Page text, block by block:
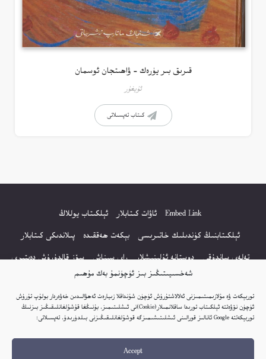
شەخسىيىتىڭىز بىز ئۈچۈنمۇ بەك مۇھىم
توربېكەت ۋە مۇلازىمىتىمىزنى ئەلالاشتۇرۇش ئۈچۈن شۇنداقلا زىيارەت ئەھۋالىدىن خەۋەردار بولۇپ تۇرۇش
ئۈچۈن نۆۋەتتە ئېلكىتاب تورىدا ساقلانمىلار(Cookie)نى ئىشلىتىمىز. بۇنىڭغا قۇشۇلغانلىقىڭىز بىزنىڭ
توربېكەتتە Google ئانالىز قورالىنى ئىشلىتىشىمىزگە قوشۇلغانلىقىڭىزنى بىلدۈرىدۇ. تەپسىلاتى:
Accept
قىرىق بىر يۈرەك – ۋاھىتجان ئوسمان
ئۇيغۇر
كىتاب تەپسىلاتى
Embed Link ئاۋات كىتابلار
ئېلكىتاب يوللاڭ
ئېلكىتابنىڭ كۈندىلىك خاتىرىسى
بېكەت ھەققىدە
پىلاندىكى كىتابلار
تەلەي ساندۇقى
دوستانە ئۇلىنىشلار راي سىناش
سۆز قالدۇرۇش دەپتىرى
كۆپ سورالغان سۇئاللار
كىتاب تىزىملىكى
مەخپىيەتلىك باياناتى
نەشىر ھوقۇقى باياناتى
© 2017-2026 تور بېكەتنىڭ بارلىق ھوقۇقى ئېلكىتاب تورى غا مەنسۇپ.